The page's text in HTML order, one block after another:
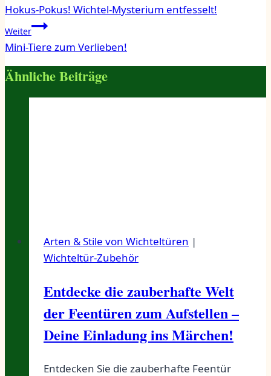
Hokus-Pokus! Wichtel-Mysterium entfesselt!
Weiter
Mini-Tiere zum Verlieben!
Ähnliche Beiträge
Arten & Stile von Wichteltüren |
Wichteltür-Zubehör
Entdecke die zauberhafte Welt
der Feentüren zum Aufstellen –
Deine Einladung ins Märchen!
Entdecken Sie die zauberhafte Feentür